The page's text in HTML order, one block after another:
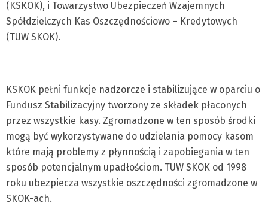
(KSKOK), i Towarzystwo Ubezpieczeń Wzajemnych
Spółdzielczych Kas Oszczędnościowo – Kredytowych
(TUW SKOK).
KSKOK pełni funkcje nadzorcze i stabilizujące w oparciu o
Fundusz Stabilizacyjny tworzony ze składek płaconych
przez wszystkie kasy. Zgromadzone w ten sposób środki
mogą być wykorzystywane do udzielania pomocy kasom
które mają problemy z płynnością i zapobiegania w ten
sposób potencjalnym upadłościom. TUW SKOK od 1998
roku ubezpiecza wszystkie oszczędności zgromadzone w
SKOK-ach.